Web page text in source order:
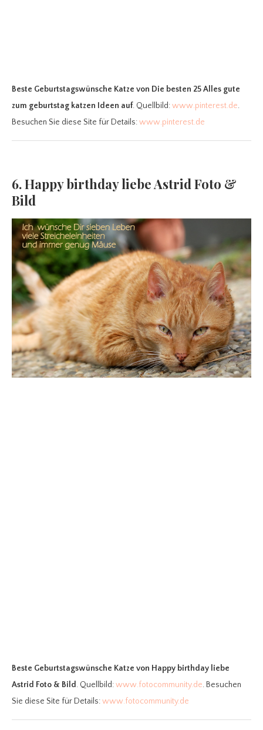
Beste Geburtstagswünsche Katze von Die besten 25 Alles gute
zum geburtstag katzen Ideen auf. Quellbild:www.pinterest.de.
Besuchen Sie diese Site für Details:www.pinterest.de
6. Happy birthday liebe Astrid Foto &
Bild
Beste Geburtstagswünsche Katze von Happy birthday liebe
Astrid Foto & Bild. Quellbild:www.fotocommunity.de. Besuchen
Sie diese Site für Details:www.fotocommunity.de